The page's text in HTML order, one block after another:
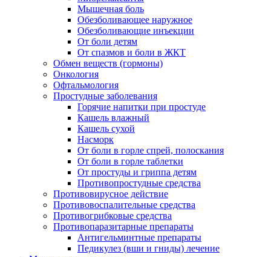
Мышечная боль
Обезболивающее наружное
Обезболивающие инъекции
От боли детям
От спазмов и боли в ЖКТ
Обмен веществ (гормоны)
Онкология
Офтальмология
Простудные заболевания
Горячие напитки при простуде
Кашель влажный
Кашель сухой
Насморк
От боли в горле спрей, полоскания
От боли в горле таблетки
От простуды и гриппа детям
Противопростудные средства
Противовирусное действие
Противовоспалительные средства
Противогрибковые средства
Противопаразитарные препараты
Антигельминтные препараты
Педикулез (вши и гниды) лечение